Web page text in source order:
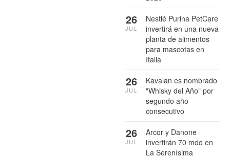
Nestlé Purina PetCare
invertirá en una nueva
planta de alimentos
para mascotas en
Italia
26
JUL
Kavalan es nombrado
"Whisky del Año" por
segundo año
consecutivo
26
JUL
Arcor y Danone
invertirán 70 mdd en
La Serenísima
26
JUL